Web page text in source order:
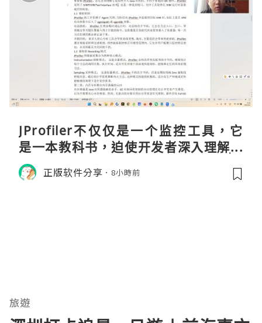
JProfiler不仅仅是一个监控工具，它
是一本教科书，迫使开发者深入理解JV
M的内存模型、垃圾回收机制和并发原
理。通过直观的可视化数据，它将抽象
正版软件分享 8小時前
旅遊